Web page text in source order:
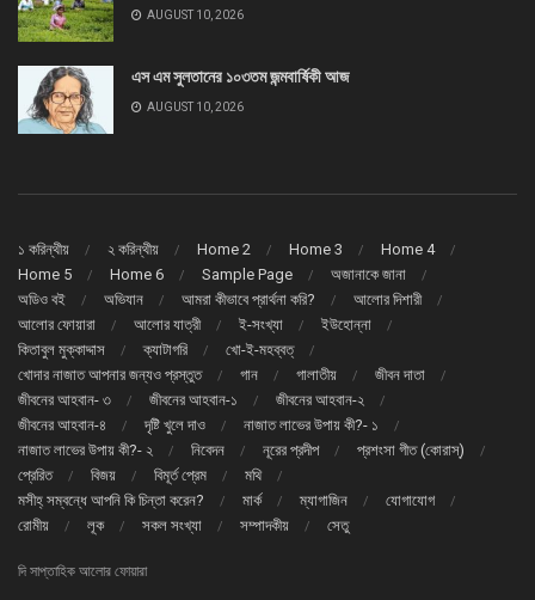
AUGUST 10, 2026
এস এম সুলতানের ১০৩তম জন্মবার্ষিকী আজ
AUGUST 10, 2026
১ করিন্থীয় ২ করিন্থীয় Home 2 Home 3
Home 4
Home 5
Home 6 Sample Page
অজানাকে জানা
অডিও বই
অভিযান আমরা কীভাবে প্রার্থনা করি?
আলোর দিশারী
আলোর ফোয়ারা
আলোর যাত্রী ই-সংখ্যা
ইউহোন্না
কিতাবুল মুক্কাদ্দাস
ক্যাটাগরি
খো-ই-মহব্বত্
খোদার নাজাত আপনার জন্যও প্রস্তুত
গান গালাতীয়
জীবন দাতা
জীবনের আহবান- ৩
জীবনের আহবান-১
জীবনের আহবান-২
জীবনের আহবান-৪
দৃষ্টি খুলে দাও
নাজাত লাভের উপায় কী?- ১
নাজাত লাভের উপায় কী?- ২
নিবেদন নূরের প্রদীপ
প্রশংসা গীত (কোরাস্)
প্রেরিত
বিজয় বিমূর্ত প্রেম
মথি
মসীহ্ সম্বন্ধে আপনি কি চিন্তা করেন?
মার্ক ম্যাগাজিন
যোগাযোগ
রোমীয়
লূক সকল সংখ্যা সম্পাদকীয় সেতু
দি সাপ্তাহিক আলোর ফোয়ারা